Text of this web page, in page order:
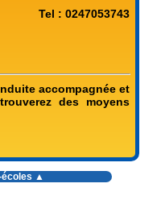
Tel : 0247053743
accompagnée et
des moyens
écoles ▲